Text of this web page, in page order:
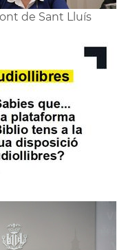
de Sant Lluís